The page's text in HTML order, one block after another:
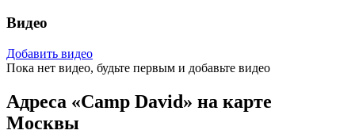
Видео
Добавить видео
Пока нет видео, будьте первым и добавьте видео
Адреса «Camp David» на карте
Москвы